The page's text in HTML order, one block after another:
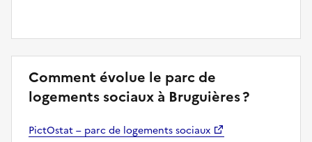
Comment évolue le parc de
logements sociaux à Bruguières ?
PictOstat – parc de logements sociaux